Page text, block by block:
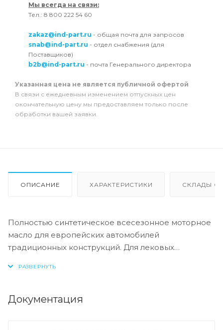
Мы всегда на связи:
Тел.: 8 800 222 54 60
zakaz@ind-part.ru - общая почта для запросов
snab@ind-part.ru - отдел снабжения (для
Поставщиков)
b2b@ind-part.ru - почта Генерального директора
Указанная цена не является публичной офертой
В связи с ежедневным изменением отпускных цен
окончательную цену мы предоставляем только после
обработки вашей заявки.
ОПИСАНИЕ ХАРАКТЕРИСТИКИ СКЛАДЫ
Полностью синтетическое всесезонное моторное
масло для европейских автомобилей
традиционных конструкций. Для лековых
Документация